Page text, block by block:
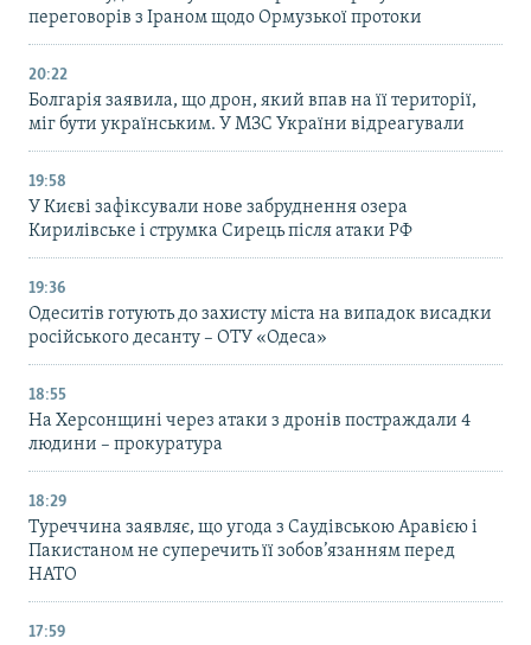
переговорів з Іраном щодо Ормузької протоки
20:22
Болгарія заявила, що дрон, який впав на її території,
міг бути українським. У МЗС України відреагували
19:58
У Києві зафіксували нове забруднення озера
Кирилівське і струмка Сирець після атаки РФ
19:36
Одеситів готують до захисту міста на випадок висадки
російського десанту – ОТУ «Одеса»
18:55
На Херсонщині через атаки з дронів постраждали 4
людини – прокуратура
18:29
Туреччина заявляє, що угода з Саудівською Аравією і
Пакистаном не суперечить її зобов’язанням перед
НАТО
17:59